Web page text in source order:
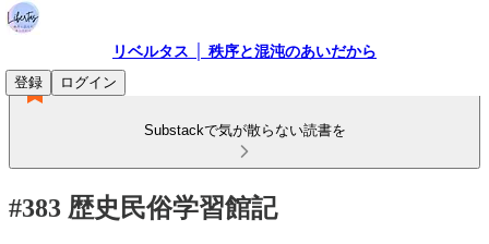
リベルタス │ 秩序と混沌のあいだから
登録
ログイン
Substackで気が散らない読書を
#383 歴史民俗学習館記